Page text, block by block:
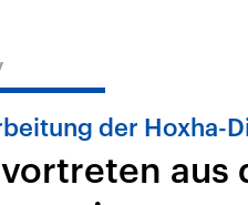
Nahostkonflikt
der Hoxha-
aus